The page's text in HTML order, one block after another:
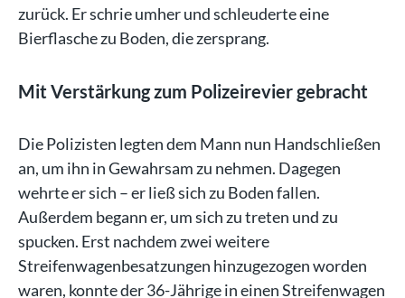
zurück. Er schrie umher und schleuderte eine
Bierflasche zu Boden, die zersprang.
Mit Verstärkung zum Polizeirevier gebracht
Die Polizisten legten dem Mann nun Handschließen
an, um ihn in Gewahrsam zu nehmen. Dagegen
wehrte er sich – er ließ sich zu Boden fallen.
Außerdem begann er, um sich zu treten und zu
spucken. Erst nachdem zwei weitere
Streifenwagenbesatzungen hinzugezogen worden
waren, konnte der 36-Jährige in einen Streifenwagen